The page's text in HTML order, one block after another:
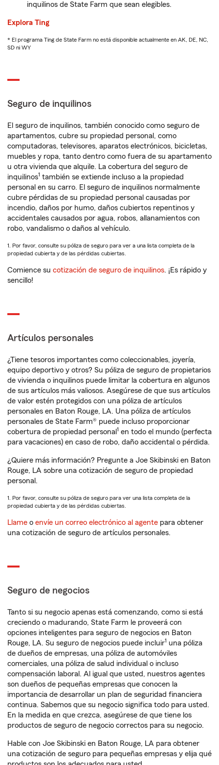
inquilinos de State Farm que sean elegibles.
Explora Ting
* El programa Ting de State Farm no está disponible actualmente en AK, DE, NC,
SD ni WY
Seguro de inquilinos
El seguro de inquilinos, también conocido como seguro de
apartamentos, cubre su propiedad personal, como
computadoras, televisores, aparatos electrónicos, bicicletas,
muebles y ropa, tanto dentro como fuera de su apartamento
u otra vivienda que alquile. La cobertura del seguro de
inquilinos1 también se extiende incluso a la propiedad
personal en su carro. El seguro de inquilinos normalmente
cubre pérdidas de su propiedad personal causadas por
incendio, daños por humo, daños cubiertos repentinos y
accidentales causados por agua, robos, allanamientos con
robo, vandalismo o daños al vehículo.
1. Por favor, consulte su póliza de seguro para ver a una lista completa de la
propiedad cubierta y de las pérdidas cubiertas.
Comience su cotización de seguro de inquilinos. ¡Es rápido y
sencillo!
Artículos personales
¿Tiene tesoros importantes como coleccionables, joyería,
equipo deportivo y otros? Su póliza de seguro de propietarios
de vivienda o inquilinos puede limitar la cobertura en algunos
de sus artículos más valiosos. Asegúrese de que sus artículos
de valor estén protegidos con una póliza de artículos
personales en Baton Rouge, LA. Una póliza de artículos
personales de State Farm® puede incluso proporcionar
cobertura de propiedad personal 1 en todo el mundo (perfecta
para vacaciones) en caso de robo, daño accidental o pérdida.
¿Quiere más información? Pregunte a Joe Skibinski en Baton
Rouge, LA sobre una cotización de seguro de propiedad
personal.
1. Por favor, consulte su póliza de seguro para ver una lista completa de la
propiedad cubierta y de las pérdidas cubiertas.
Llame o envíe un correo electrónico al agente para obtener
una cotización de seguro de artículos personales.
Seguro de negocios
Tanto si su negocio apenas está comenzando, como si está
creciendo o madurando, State Farm le proveerá con
opciones inteligentes para seguro de negocios en Baton
Rouge, LA. Su seguro de negocios puede incluir1 una póliza
de dueños de empresas, una póliza de automóviles
comerciales, una póliza de salud individual o incluso
compensación laboral. Al igual que usted, nuestros agentes
son dueños de pequeñas empresas que conocen la
importancia de desarrollar un plan de seguridad financiera
continua. Sabemos que su negocio significa todo para usted.
En la medida en que crezca, asegúrese de que tiene los
productos de seguro de negocio correctos para su negocio.
Hable con Joe Skibinski en Baton Rouge, LA para obtener
una cotización de seguro para pequeñas empresas y elija qué